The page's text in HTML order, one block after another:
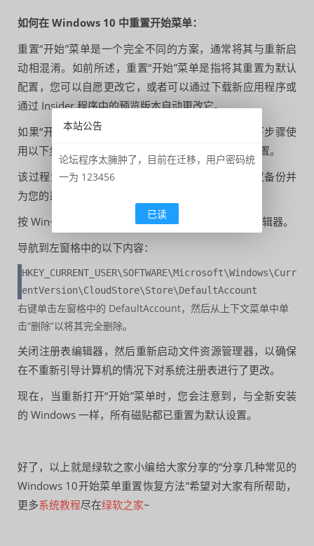
如何在 Windows 10 中重置开始菜单：
重置“开始”菜单是一个完全不同的方案，通常将其与重新启
动相混淆。如前所述，重置“开始”菜单是指将其重置为默认
配置，您可以自愿更改它，或者可以通过下载新应用程序或
通过 Insider 程序中的预览版本自动更改它。
如果“开始”菜单变得太复杂而无法浏览，请按照以下步骤使
用以下步骤将其重置，然后从头开始对其进行重新配置。
该过程涉及更改 Windows 注册表设置。因此，建议备份并
为您的系统创建一个还原点。
按 Win+R 打开运行窗口，输入 regedit 打开注册表编辑器。
导航到左窗格中的以下内容：
HKEY_CURRENT_USER\SOFTWARE\Microsoft\Windows\Curr
entVersion\CloudStore\Store\DefaultAccount
右键单击左窗格中的 DefaultAccount，然后从上下文菜单中单
击“删除”以将其完全删除。
关闭注册表编辑器，然后重新启动文件资源管理器，以确保
在不重新引导计算机的情况下对系统注册表进行了更改。
现在，当重新打开“开始”菜单时，您会注意到，与全新安装
的 Windows 一样，所有磁贴都已重置为默认设置。
好了，以上就是绿软之家小编给大家分享的“分享几种常见的
Windows 10开始菜单重置恢复方法”希望对大家有所帮助，
更多系统教程尽在绿软之家~
本站公告
论坛程序太臃肿了，目前在迁移，用户密码统
一为 123456
已读